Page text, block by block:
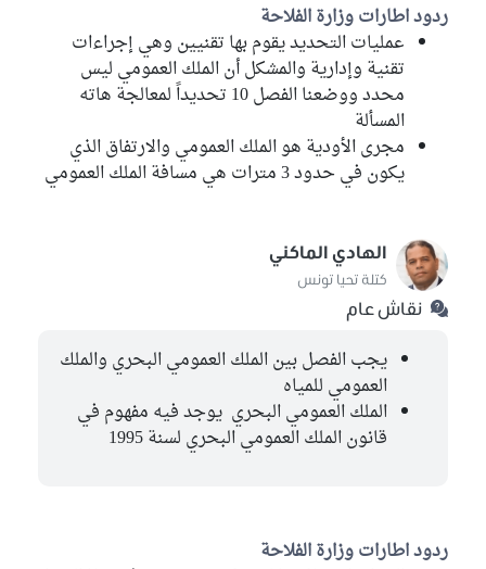
ردود اطارات وزارة الفلاحة
عمليات التحديد يقوم بها تقنيين وهي إجراءات
تقنية وإدارية والمشكل أن الملك العمومي ليس
محدد ووضعنا الفصل 10 تحديداً لمعالجة هاته
المسألة
مجرى الأودية هو الملك العمومي والارتفاق الذي
يكون في حدود 3 مترات هي مسافة الملك العمومي
الهادي الماكني
كتلة تحيا تونس
نقاش عام
يجب الفصل بين الملك العمومي البحري والملك
العمومي للمياه
الملك العمومي البحري يوجد فيه مفهوم في
قانون الملك العمومي البحري لسنة 1995
ردود اطارات وزارة الفلاحة